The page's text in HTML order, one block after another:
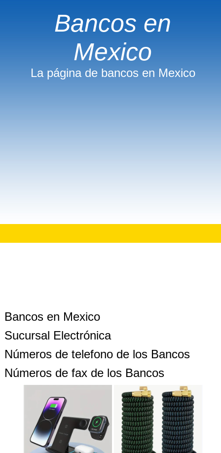
Bancos en
Mexico
La página de bancos en Mexico
Bancos en Mexico
Sucursal Electrónica
Números de telefono de los Bancos
Números de fax de los Bancos